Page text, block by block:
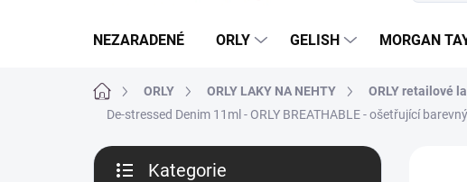
NEZARADENÉ ORLY GELISH MORGAN
Domů ORLY ORLY LAKY NA NEHTY ORLY retailové
De-stressed Denim 11ml - ORLY BREATHABLE - ošetřující
P
Kategorie